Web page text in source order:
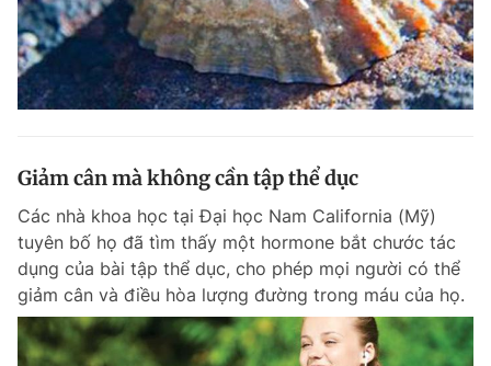
Giảm cân mà không cần tập thể dục
Các nhà khoa học tại Đại học Nam California (Mỹ)
tuyên bố họ đã tìm thấy một hormone bắt chước tác
dụng của bài tập thể dục, cho phép mọi người có thể
giảm cân và điều hòa lượng đường trong máu của họ.